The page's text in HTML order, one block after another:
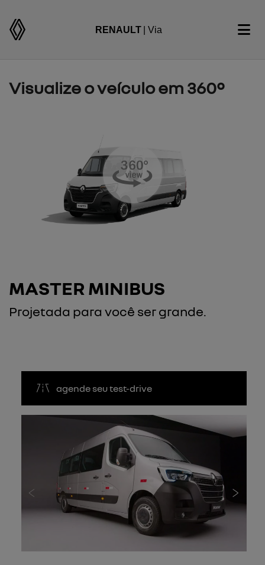
RENAULT | Via
Visualize o veículo em 360°
MASTER MINIBUS
Projetada para você ser grande.
agende seu test-drive
Anterior